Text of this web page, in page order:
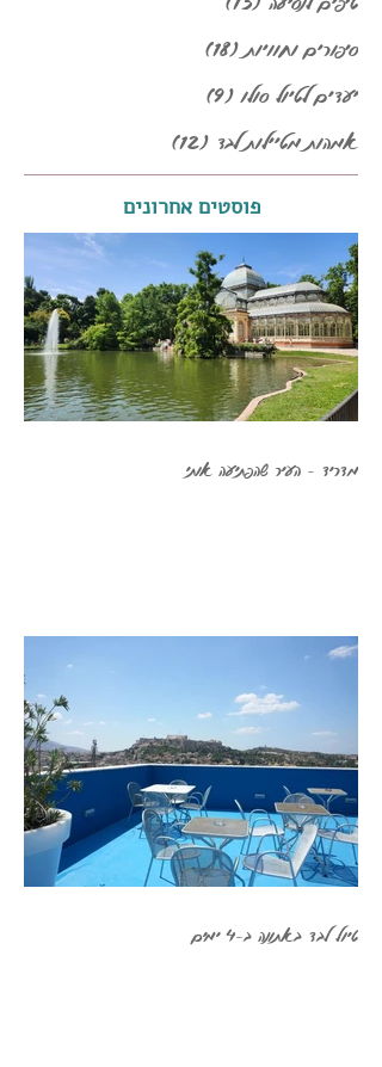
סיפורים וחוויות(18)
יעדים לטיול סולו(9)
אמהות מטיילות לבד (12)
פוסטים אחרונים
מדריד - העיר שהפתיעה אותי
טיול לבד באתונה ב-4 ימים